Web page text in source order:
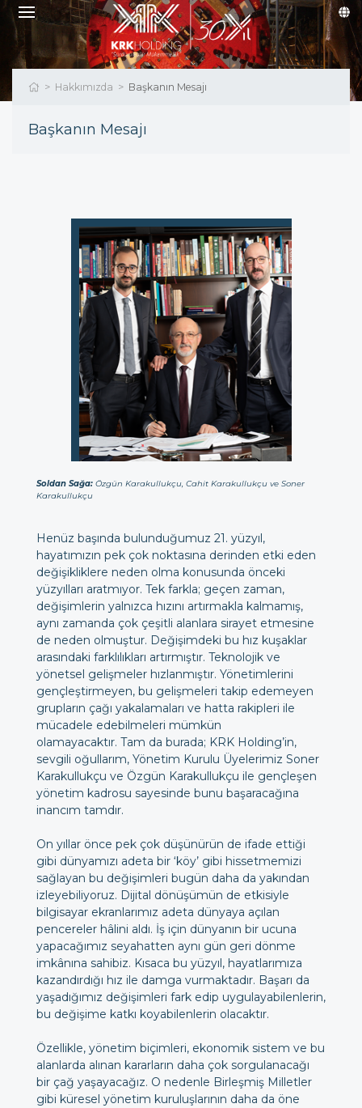
Hakkımızda Başkanın Mesajı
Başkanın Mesajı
Soldan Sağa: Özgün Karakullukçu, Cahit Karakullukçu ve Soner
Karakullukçu
Henüz başında bulunduğumuz 21. yüzyıl,
hayatımızın pek çok noktasına derinden etki eden
değişikliklere neden olma konusunda önceki
yüzyılları aratmıyor. Tek farkla; geçen zaman,
değişimlerin yalnızca hızını artırmakla kalmamış,
aynı zamanda çok çeşitli alanlara sirayet etmesine
de neden olmuştur. Değişimdeki bu hız kuşaklar
arasındaki farklılıkları artırmıştır. Teknolojik ve
yönetsel gelişmeler hızlanmıştır. Yönetimlerini
gençleştirmeyen, bu gelişmeleri takip edemeyen
grupların çağı yakalamaları ve hatta rakipleri ile
mücadele edebilmeleri mümkün
olamayacaktır. Tam da burada; KRK Holding’in,
sevgili oğullarım, Yönetim Kurulu Üyelerimiz Soner
Karakullukçu ve Özgün Karakullukçu ile gençleşen
yönetim kadrosu sayesinde bunu başaracağına
inancım tamdır.
On yıllar önce pek çok düşünürün de ifade ettiği
gibi dünyamızı adeta bir ‘köy’ gibi hissetmemizi
sağlayan bu değişimleri bugün daha da yakından
izleyebiliyoruz. Dijital dönüşümün de etkisiyle
bilgisayar ekranlarımız adeta dünyaya açılan
pencereler hâlini aldı. İş için dünyanın bir ucuna
yapacağımız seyahatten aynı gün geri dönme
imkânına sahibiz. Kısaca bu yüzyıl, hayatlarımıza
kazandırdığı hız ile damga vurmaktadır. Başarı da
yaşadığımız değişimleri fark edip uygulayabilenlerin,
bu değişime katkı koyabilenlerin olacaktır.
Özellikle, yönetim biçimleri, ekonomik sistem ve bu
alanlarda alınan kararların daha çok sorgulanacağı
bir çağ yaşayacağız. O nedenle Birleşmiş Milletler
gibi küresel yönetim kuruluşlarının daha da öne